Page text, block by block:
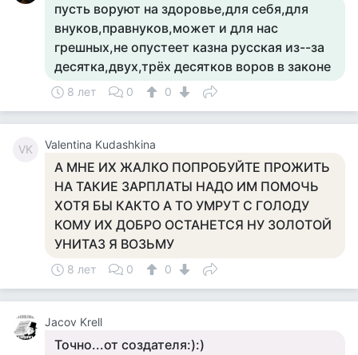
пусть воруют на здоровье,для себя,для
внуков,правнуков,может и для нас
грешных,не опустеет казна русская из--за
десятка,двух,трёх десятков воров в законе
8 лет 0 0
VK Valentina Kudashkina
А МНЕ ИХ ЖАЛКО ПОПРОБУЙТЕ ПРОЖИТЬ
НА ТАКИЕ ЗАРПЛАТЫ НАДО ИМ ПОМОЧЬ
ХОТЯ БЫ КАКТО А ТО УМРУТ С ГОЛОДУ
КОМУ ИХ ДОБРО ОСТАНЕТСЯ НУ ЗОЛОТОЙ
УНИТАЗ Я ВОЗЬМУ
8 лет 0 0
Jacov Krell
Точно...от создателя:):)